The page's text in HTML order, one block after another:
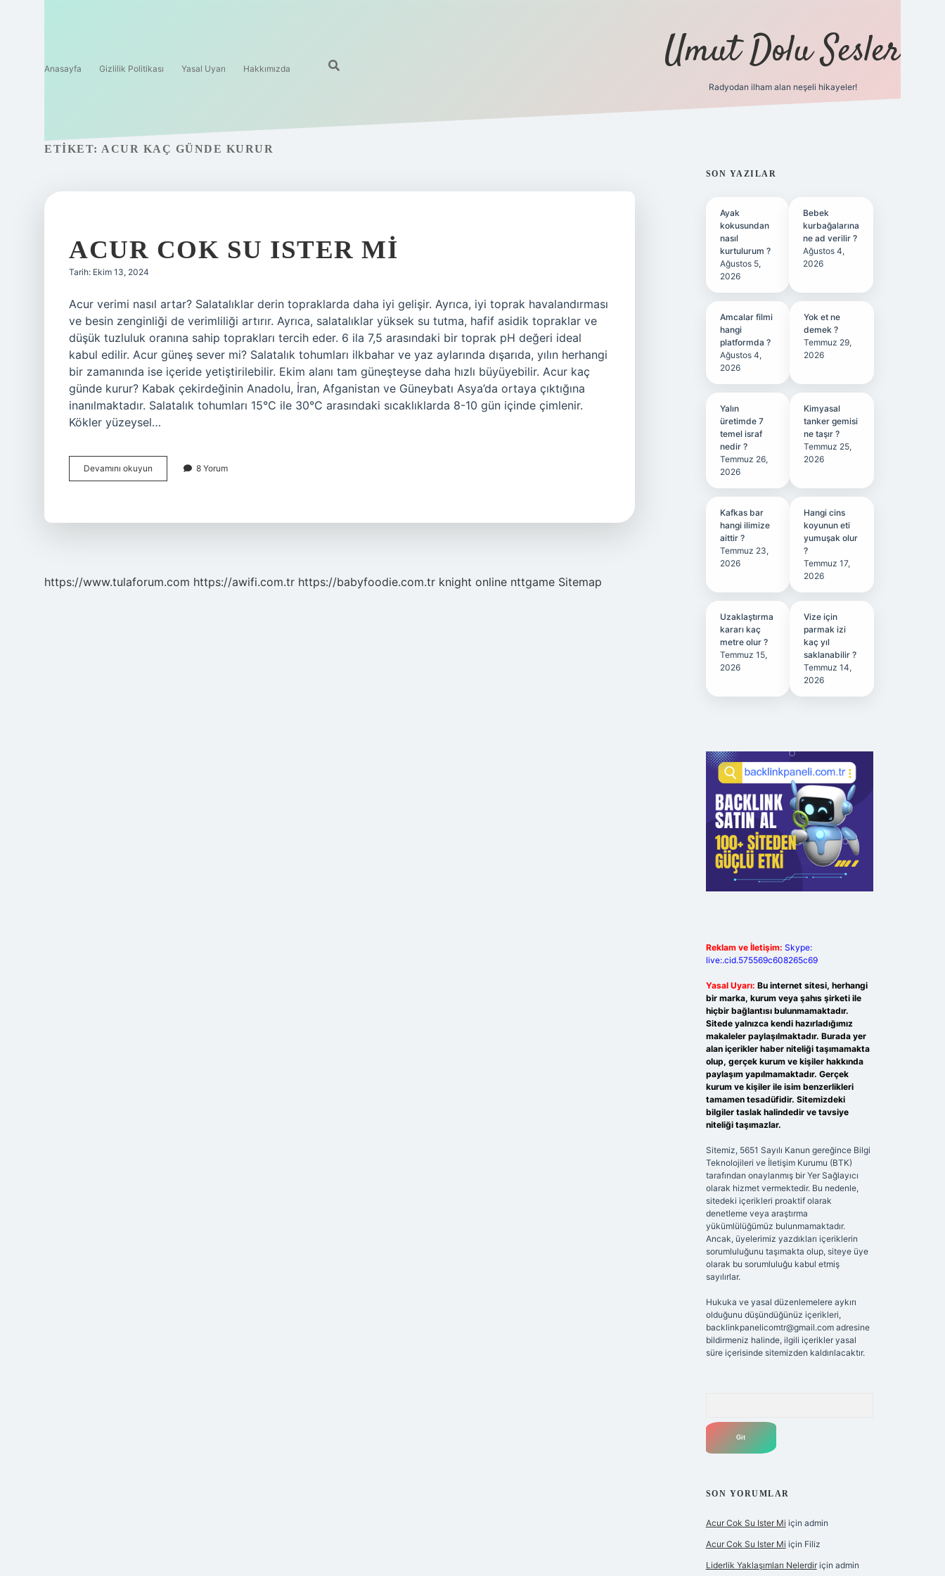
Anasayfa Gizlilik Politikası Yasal Uyarı Hakkımızda Umut Dolu Sesler
Radyodan ilham alan neşeli hikayeler!
ETIKET: ACUR KAÇ GÜNDE KURUR
ACUR COK SU ISTER MI
Tarih: Ekim 13, 2024
Acur verimi nasıl artar? Salatalıklar derin topraklarda daha iyi gelişir. Ayrıca, iyi toprak havalandırması
ve besin zenginliği de verimliliği artırır. Ayrıca, salatalıklar yüksek su tutma, hafif asidik topraklar ve
düşük tuzluluk oranına sahip toprakları tercih eder. 6 ila 7,5 arasındaki bir toprak pH değeri ideal
kabul edilir. Acur güneş sever mi? Salatalık tohumları ilkbahar ve yaz aylarında dışarıda, yılın herhangi
bir zamanında ise içeride yetiştirilebilir. Ekim alanı tam güneşteyse daha hızlı büyüyebilir. Acur kaç
günde kurur? Kabak çekirdeğinin Anadolu, İran, Afganistan ve Güneybatı Asya’da ortaya çıktığına
inanılmaktadır. Salatalık tohumları 15°C ile 30°C arasındaki sıcaklıklarda 8-10 gün içinde çimlenir.
Kökler yüzeysel…
Devamını okuyun
Cok
8 Yorum
https://www.tulaforum.com https://awifi.com.tr https://babyfoodie.com.tr knight online nttgame Sitemap
SIDEBAR
SON YAZILAR
Ayak
kokusundan
nasıl
kurtulurum ?
Ağustos 5,
2026
Bebek
kurbağalarına
ne ad verilir ?
Ağustos 4,
2026
Amcalar filmi
hangi
platformda ?
Ağustos 4,
2026
Yok et ne
demek ?
Temmuz 29,
2026
Yalın
üretimde 7
temel israf
nedir ?
Temmuz 26,
2026
Kimyasal
tanker gemisi
ne taşır ?
Temmuz 25,
2026
Kafkas bar
hangi ilimize
aittir ?
Temmuz 23,
2026
Hangi cins
koyunun eti
yumuşak olur
?
Temmuz 17,
2026
Uzaklaştırma
kararı kaç
metre olur ?
Temmuz 15,
2026
Vize için
parmak izi
kaç yıl
saklanabilir ?
Temmuz 14,
2026
Reklam ve İletişim: Skype:
live:.cid.575569c608265c69
Yasal Uyarı: Bu internet sitesi, herhangi
bir marka, kurum veya şahıs şirketi ile
hiçbir bağlantısı bulunmamaktadır.
Sitede yalnızca kendi hazırladığımız
makaleler paylaşılmaktadır. Burada yer
alan içerikler haber niteliği taşımamakta
olup, gerçek kurum ve kişiler hakkında
paylaşım yapılmamaktadır. Gerçek
kurum ve kişiler ile isim benzerlikleri
tamamen tesadüfidir. Sitemizdeki
bilgiler taslak halindedir ve tavsiye
niteliği taşımazlar.
Sitemiz, 5651 Sayılı Kanun gereğince Bilgi
Teknolojileri ve İletişim Kurumu (BTK)
tarafından onaylanmış bir Yer Sağlayıcı
olarak hizmet vermektedir. Bu nedenle,
sitedeki içerikleri proaktif olarak
denetleme veya araştırma
yükümlülüğümüz bulunmamaktadır.
Ancak, üyelerimiz yazdıkları içeriklerin
sorumluluğunu taşımakta olup, siteye üye
olarak bu sorumluluğu kabul etmiş
sayılırlar.
Hukuka ve yasal düzenlemelere aykırı
olduğunu düşündüğünüz içerikleri,
backlinkpanelicomtr@gmail.comadresine
bildirmeniz halinde, ilgili içerikler yasal
süre içerisinde sitemizden kaldırılacaktır.
SON YORUMLAR
Acur Cok Su Ister Mi için admin
Acur Cok Su Ister Mi için Filiz
Liderlik Yaklaşımları Nelerdiriçin admin